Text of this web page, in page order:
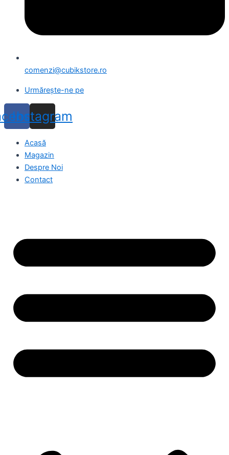
comenzi@cubikstore.ro
Urmărește-ne pe
Instagram
Acasă
Magazin
Despre Noi
Contact